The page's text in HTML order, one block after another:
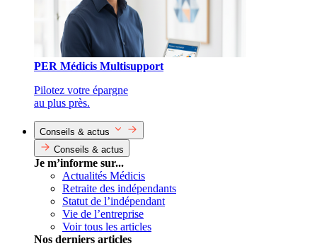
PER Médicis Multisupport
Pilotez votre épargne
au plus près.
Conseils & actus
Conseils & actus
Je m’informe sur...
Actualités Médicis
Retraite des indépendants
Statut de l’indépendant
Vie de l’entreprise
Voir tous les articles
Nos derniers articles